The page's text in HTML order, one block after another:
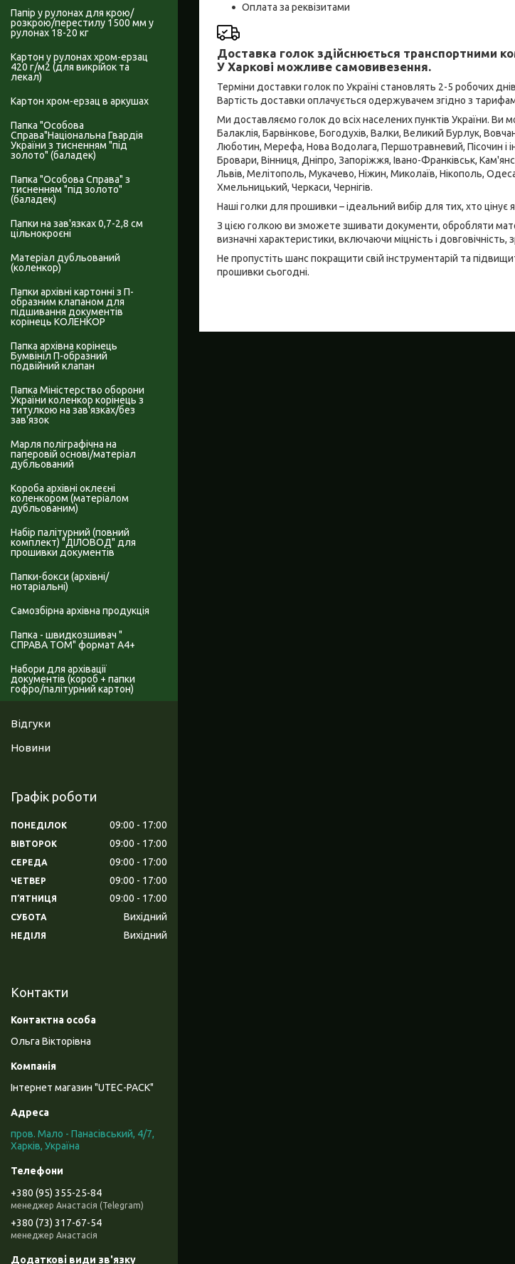
Оплата за реквізитами
Доставка голок здійснюється транспортними
У Харкові можливе самовивезення.
Терміни доставки голок по Україні становлять 2-5 робочих
Вартість доставки оплачується одержувачем згідно з
Ми доставляємо голок до всіх населених пунктів України. Ви
Балаклія, Барвінкове, Богодухів, Валки, Великий Бурлук,
Люботин, Мерефа, Нова Водолага, Першотравневий, Пісочин і
Бровари, Вінниця, Дніпро, Запоріжжя, Івано-Франківськ,
Львів, Мелітополь, Мукачево, Ніжин, Миколаїв, Нікополь,
Хмельницький, Черкаси, Чернігів.
Наші голки для прошивки – ідеальний вибір для тих, хто цінує
З цією голкою ви зможете зшивати документи, обробляти
визначні характеристики, включаючи міцність і
Не пропустіть шанс покращити свій інструментарій та
прошивки сьогодні.
Папір у рулонах для крою/
розкрою/перестилу 1500 мм у
рулонах 18-20 кг
Картон у рулонах хром-ерзац
420 г/м2 (для викрійок та
лекал)
Картон хром-ерзац в аркушах
Папка "Особова
Справа"Національна Гвардія
України з тисненням "під
золото" (баладек)
Папка "Особова Справа" з
тисненням "під золото"
(баладек)
Папки на зав'язках 0,7-2,8 см
цільнокроєні
Матеріал дубльований
(коленкор)
Папки архівні картонні з П-
образним клапаном для
підшивання документів
корінець КОЛЕНКОР
Папка архівна корінець
Бумвініл П-образний
подвійний клапан
Папка Міністерство оборони
України коленкор корінець з
титулкою на зав'язках/без
зав'язок
Марля поліграфічна на
паперовій основі/матеріал
дубльований
Короба архівні оклеєні
коленкором (матеріалом
дубльованим)
Набір палітурний (повний
комплект) "ДІЛОВОД" для
прошивки документів
Папки-бокси (архівні/
нотаріальні)
Самозбірна архівна продукція
Папка - швидкозшивач "
СПРАВА ТОМ" формат А4+
Набори для архівації
документів (короб + папки
гофро/палітурний картон)
Відгуки
Новини
Графік роботи
ПОНЕДІЛОК 09:00 17:00
ВІВТОРОК 09:00 17:00
СЕРЕДА 09:00 17:00
ЧЕТВЕР 09:00 17:00
ПʼЯТНИЦЯ 09:00 17:00
СУБОТА Вихідний
НЕДІЛЯ Вихідний
Контакти
Ольга Вікторівна
Інтернет магазин "UTEC-PACK"
пров. Мало - Панасівський, 4/7,
Харків, Україна
+380 (95) 355-25-84
менеджер Анастасія (Telegram)
+380 (73) 317-67-54
менеджер Анастасія